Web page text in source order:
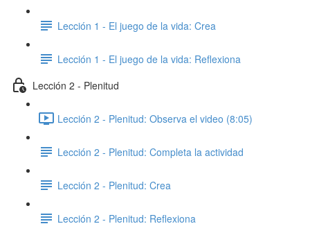
Lección 1 - El juego de la vida: Crea
Lección 1 - El juego de la vida: Reflexiona
Lección 2 - Plenitud
Lección 2 - Plenitud: Observa el video (8:05)
Lección 2 - Plenitud: Completa la actividad
Lección 2 - Plenitud: Crea
Lección 2 - Plenitud: Reflexiona